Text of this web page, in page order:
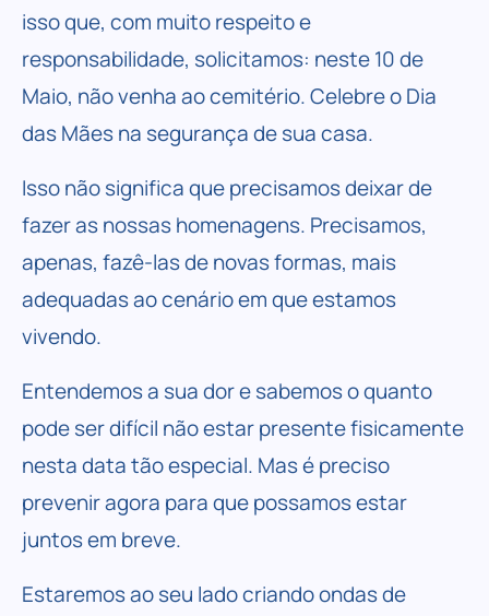
isso que, com muito respeito e
responsabilidade, solicitamos: neste 10 de
Maio, não venha ao cemitério. Celebre o Dia
das Mães na segurança de sua casa.
Isso não significa que precisamos deixar de
fazer as nossas homenagens. Precisamos,
apenas, fazê-las de novas formas, mais
adequadas ao cenário em que estamos
vivendo.
Entendemos a sua dor e sabemos o quanto
pode ser difícil não estar presente fisicamente
nesta data tão especial. Mas é preciso
prevenir agora para que possamos estar
juntos em breve.
Estaremos ao seu lado criando ondas de